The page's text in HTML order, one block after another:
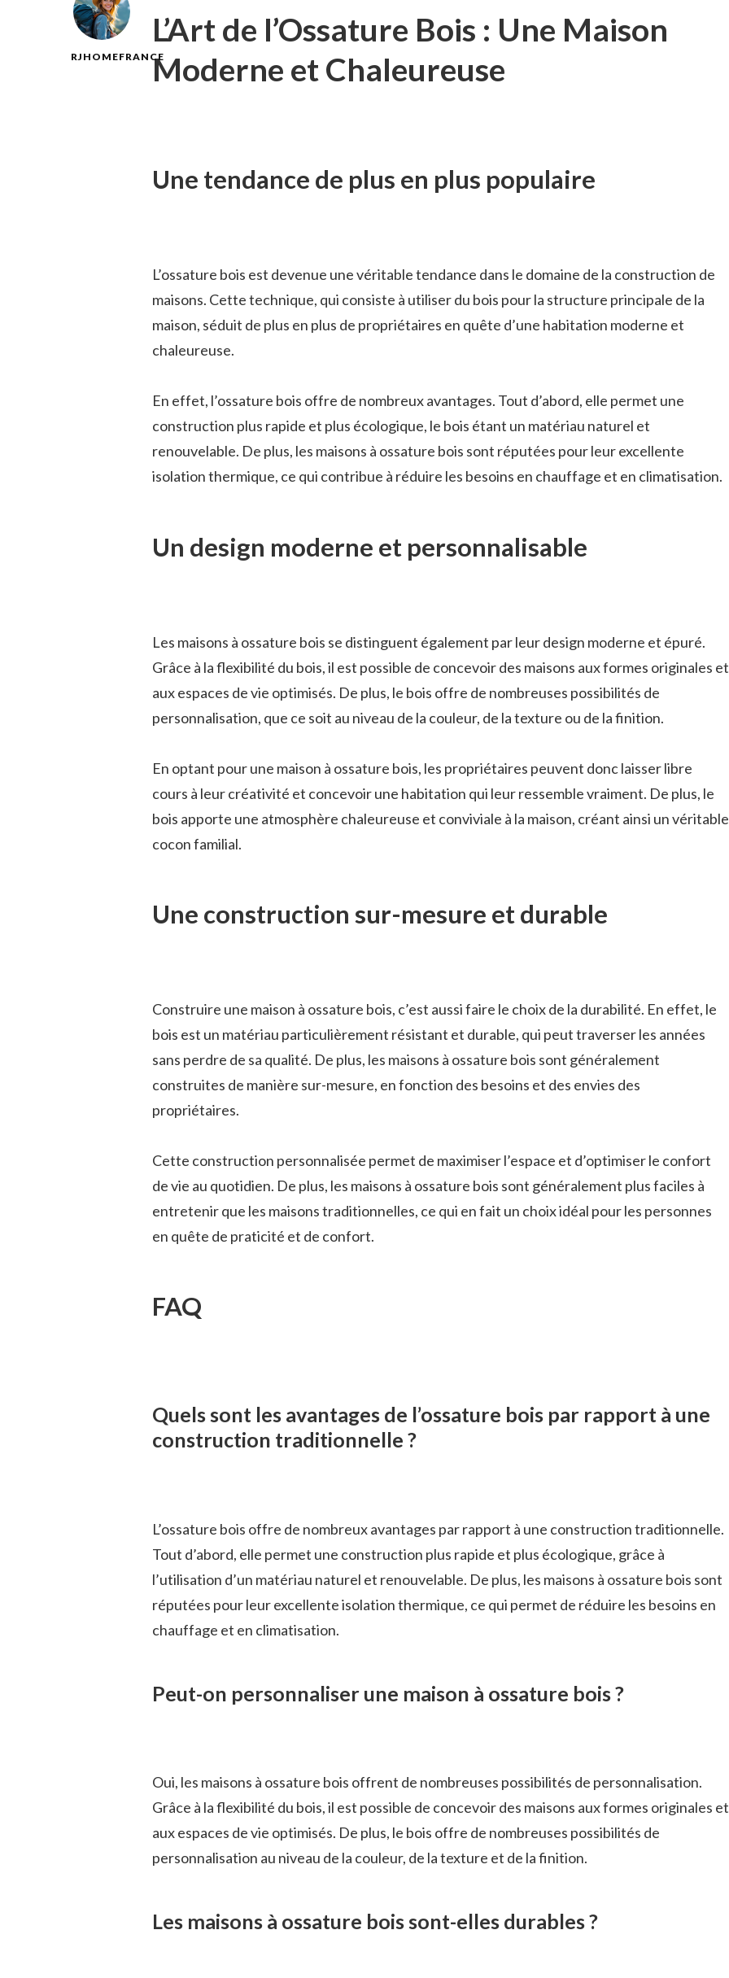
RJHOMEFRANCE
L’Art de l’Ossature Bois : Une Maison
Moderne et Chaleureuse
Une tendance de plus en plus populaire
L’ossature bois est devenue une véritable tendance dans le domaine de la construction de
maisons. Cette technique, qui consiste à utiliser du bois pour la structure principale de la
maison, séduit de plus en plus de propriétaires en quête d’une habitation moderne et
chaleureuse.
En effet, l’ossature bois offre de nombreux avantages. Tout d’abord, elle permet une
construction plus rapide et plus écologique, le bois étant un matériau naturel et
renouvelable. De plus, les maisons à ossature bois sont réputées pour leur excellente
isolation thermique, ce qui contribue à réduire les besoins en chauffage et en climatisation.
Un design moderne et personnalisable
Les maisons à ossature bois se distinguent également par leur design moderne et épuré.
Grâce à la flexibilité du bois, il est possible de concevoir des maisons aux formes originales et
aux espaces de vie optimisés. De plus, le bois offre de nombreuses possibilités de
personnalisation, que ce soit au niveau de la couleur, de la texture ou de la finition.
En optant pour une maison à ossature bois, les propriétaires peuvent donc laisser libre
cours à leur créativité et concevoir une habitation qui leur ressemble vraiment. De plus, le
bois apporte une atmosphère chaleureuse et conviviale à la maison, créant ainsi un véritable
cocon familial.
Une construction sur-mesure et durable
Construire une maison à ossature bois, c’est aussi faire le choix de la durabilité. En effet, le
bois est un matériau particulièrement résistant et durable, qui peut traverser les années
sans perdre de sa qualité. De plus, les maisons à ossature bois sont généralement
construites de manière sur-mesure, en fonction des besoins et des envies des
propriétaires.
Cette construction personnalisée permet de maximiser l’espace et d’optimiser le confort
de vie au quotidien. De plus, les maisons à ossature bois sont généralement plus faciles à
entretenir que les maisons traditionnelles, ce qui en fait un choix idéal pour les personnes
en quête de praticité et de confort.
FAQ
Quels sont les avantages de l’ossature bois par rapport à une
construction traditionnelle ?
L’ossature bois offre de nombreux avantages par rapport à une construction traditionnelle.
Tout d’abord, elle permet une construction plus rapide et plus écologique, grâce à
l’utilisation d’un matériau naturel et renouvelable. De plus, les maisons à ossature bois sont
réputées pour leur excellente isolation thermique, ce qui permet de réduire les besoins en
chauffage et en climatisation.
Peut-on personnaliser une maison à ossature bois ?
Oui, les maisons à ossature bois offrent de nombreuses possibilités de personnalisation.
Grâce à la flexibilité du bois, il est possible de concevoir des maisons aux formes originales et
aux espaces de vie optimisés. De plus, le bois offre de nombreuses possibilités de
personnalisation au niveau de la couleur, de la texture et de la finition.
Les maisons à ossature bois sont-elles durables ?